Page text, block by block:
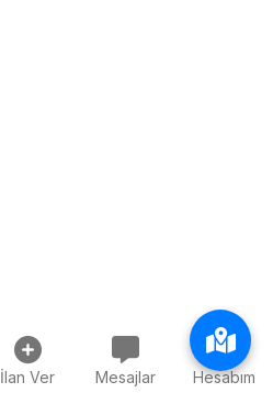
İlan Ver Mesajlar Hesabım